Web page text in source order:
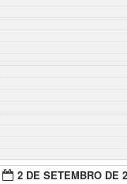
2 DE SETEMBRO DE